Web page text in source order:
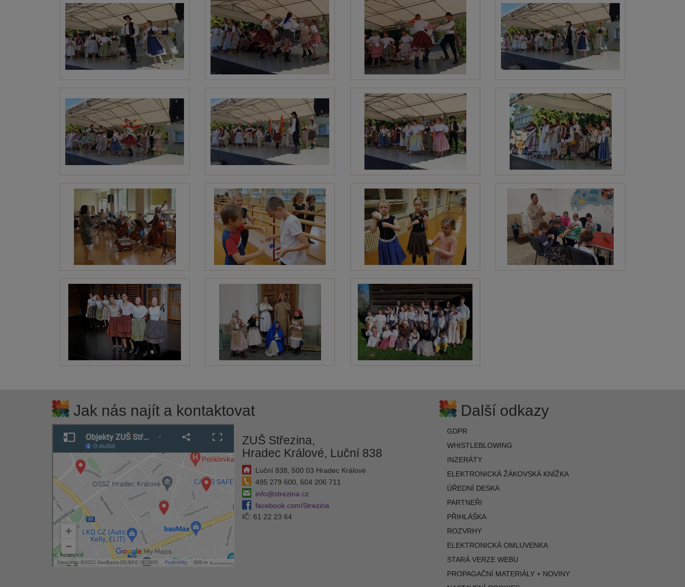
Jak nás najít a kontaktovat
ZUŠ Střezina,
Hradec Králové, Luční 838
Luční 838, 500 03 Hradec Králové
495 279 600, 604 206 711
info@strezina.cz
facebook.com/Strezina
IČ: 61 22 23 64
Další odkazy
GDPR
WHISTLEBLOWING
INZERÁTY
ELEKTRONICKÁ ŽÁKOVSKÁ KNÍŽKA
ÚŘEDNÍ DESKA
PARTNEŘI
PŘIHLÁŠKA
ROZVRHY
ELEKTRONICKÁ OMLUVENKA
STARÁ VERZE WEBU
PROPAGAČNÍ MATERIÁLY + NOVINY